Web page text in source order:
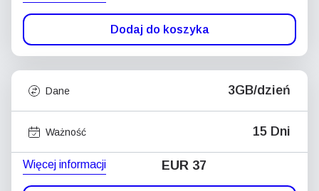
Dodaj do koszyka
Dane 3GB/dzień
Ważność 15 Dni
Więcej informacji EUR 37